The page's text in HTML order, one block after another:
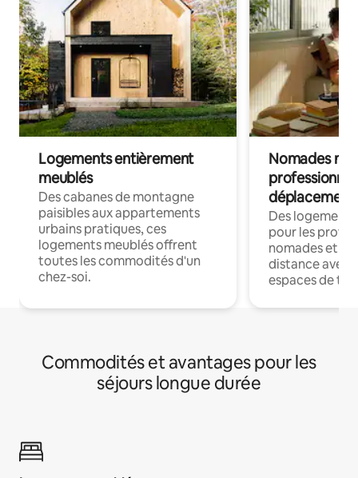
Logements entièrement
meublés
Des cabanes de montagne
paisibles aux appartements
urbains pratiques, ces
logements meublés offrent
toutes les commodités d'un
chez-soi.
Nomades
déplacement
Des
pour les
nomades et
distance avec
espaces de
Commodités et avantages pour les
séjours longue durée